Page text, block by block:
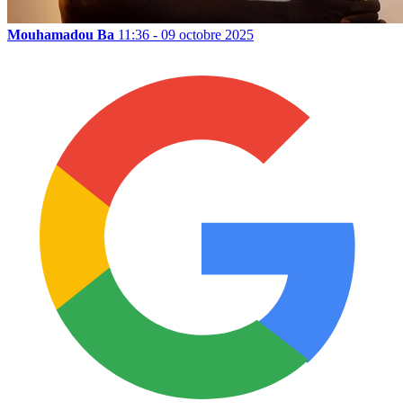
Mouhamadou Ba 11:36 - 09 octobre 2025